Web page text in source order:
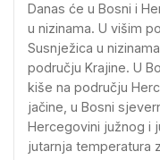
Danas će u Bosni i
u nizinama. U višim
Susnježica u
području Krajine. U
kiše na području
jačine, u Bosni
Hercegovini južnog i
jutarnja temperatura